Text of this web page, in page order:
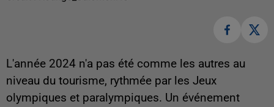
L'année 2024 n'a pas été comme les autres au
niveau du tourisme, rythmée par les Jeux
olympiques et paralympiques. Un événement